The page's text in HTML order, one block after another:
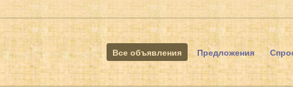
Все объявления Предложения